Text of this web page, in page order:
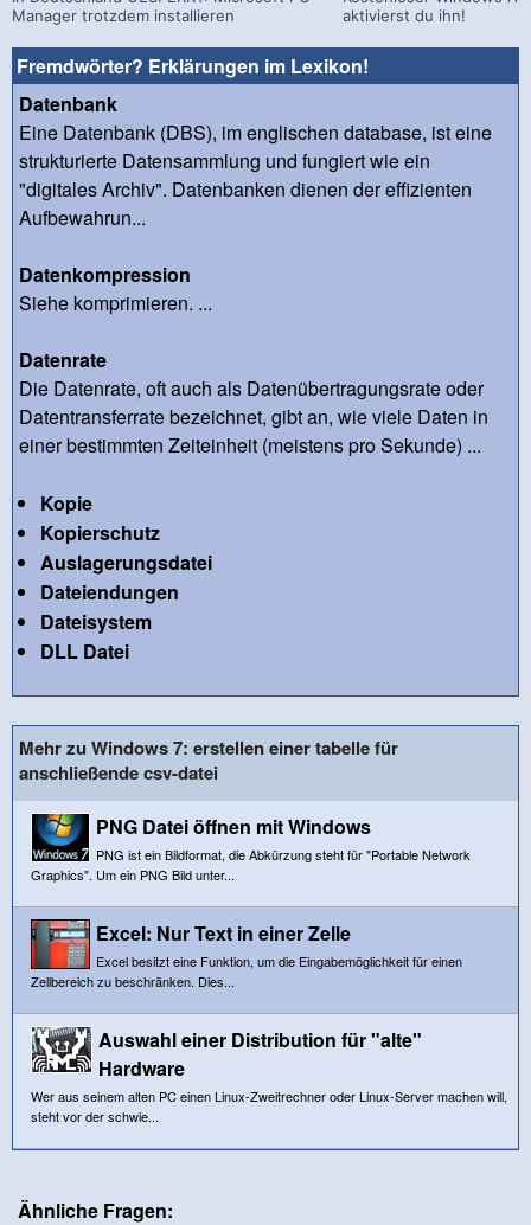
Manager trotzdem installieren
aktivierst du ihn!
Fremdwörter? Erklärungen im Lexikon!
Datenbank
Eine Datenbank (DBS), im englischen database, ist eine
strukturierte Datensammlung und fungiert wie ein
"digitales Archiv". Datenbanken dienen der effizienten
Aufbewahrun...
Datenkompression
Siehe komprimieren. ...
Datenrate
Die Datenrate, oft auch als Datenübertragungsrate oder
Datentransferrate bezeichnet, gibt an, wie viele Daten in
einer bestimmten Zeiteinheit (meistens pro Sekunde) ...
Kopie
Kopierschutz
Auslagerungsdatei
Dateiendungen
Dateisystem
DLL Datei
Mehr zu Windows 7: erstellen einer tabelle für
anschließende csv-datei
PNG Datei öffnen mit Windows
PNG ist ein Bildformat, die Abkürzung steht für "Portable Network
Graphics". Um ein PNG Bild unter...
Excel: Nur Text in einer Zelle
Excel besitzt eine Funktion, um die Eingabemöglichkeit für einen
Zellbereich zu beschränken. Dies...
Auswahl einer Distribution für "alte"
Hardware
Wer aus seinem alten PC einen Linux-Zweitrechner oder Linux-Server machen will,
steht vor der schwie...
Ähnliche Fragen: